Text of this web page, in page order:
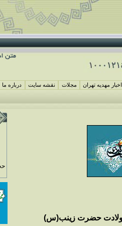
درباره ما نقشه سايت مجلات اخبار مهديه تهران
حضرت زينب(س)